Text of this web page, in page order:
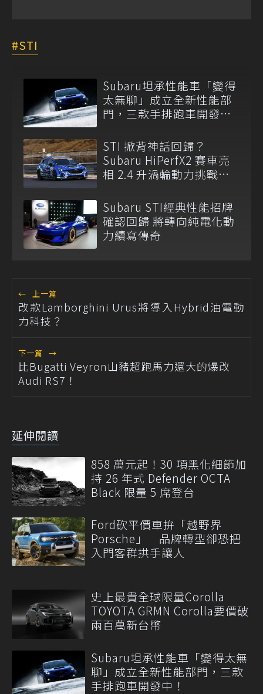
STI
Subaru坦承性能車「變得
太無聊」成立全新性能部
門，三款手排跑車開發
STI 掀背神話回歸？
Subaru HiPerfX2 賽車亮
相 2.4 升渦輪動力挑戰耐
Subaru STI經典性能招牌
確認回歸 將轉向純電化動
力續寫傳奇
← 上一篇
改款Lamborghini Urus將導入Hybrid油電動
力科技？
下一篇 →
比Bugatti Veyron山豬超跑馬力還大的爆改
Audi RS7！
延伸閱讀
858 萬元起！30 項黑化細節加
持 26 年式 Defender OCTA
Black 限量 5 席登台
Ford砍平價車拚「越野界
Porsche」 品牌轉型卻恐把
入門客群拱手讓人
史上最貴全球限量Corolla
TOYOTA GRMN Corolla要價破
兩百萬新台幣
Subaru坦承性能車「變得太無
聊」成立全新性能部門，三款
手排跑車開發中！